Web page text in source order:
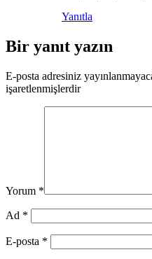
Yanıtla
Bir yanıt yazın
E-posta adresiniz
işaretlenmişlerdir
Yorum *
Ad *
E-posta *